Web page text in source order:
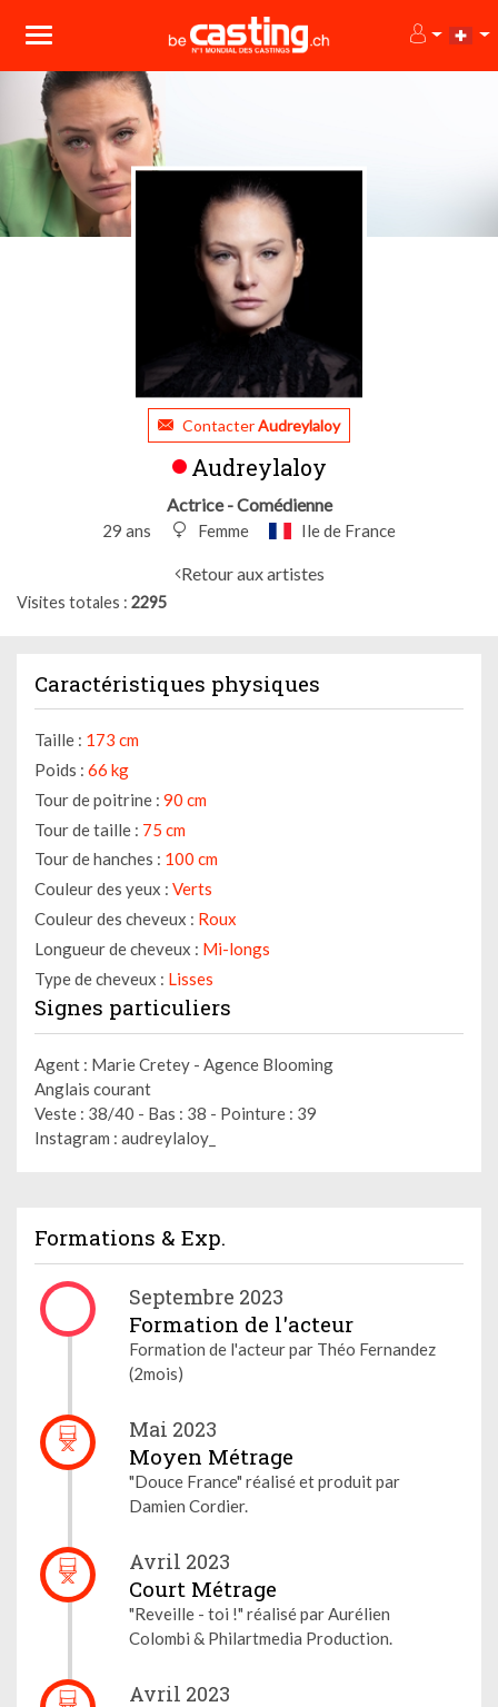
ContacterAudreylaloy
Audreylaloy
Actrice - Comédienne
29 ans Femme Ile de France
Retour aux artistes
Visites totales 2295
Caractéristiques physiques
Taille : 173 cm
Poids : 66 kg
Tour de poitrine : 90 cm
Tour de taille : 75 cm
Tour de hanches : 100 cm
Couleur des yeux : Verts
Couleur des cheveux : Roux
Longueur de cheveux : Mi-longs
Type de cheveux : Lisses
Signes particuliers
Agent : Marie Cretey - Agence Blooming
Anglais courant
Veste : 38/40 - Bas : 38 - Pointure : 39
Instagram : audreylaloy_
Formations & Exp.
Septembre 2023
Formation de l'acteur
Formation de l'acteur par Théo Fernandez
(2mois)
Mai 2023
Moyen Métrage
"Douce France" réalisé et produit par
Damien Cordier.
Avril 2023
Court Métrage
"Reveille - toi !" réalisé par Aurélien
Colombi & Philartmedia Production.
Avril 2023